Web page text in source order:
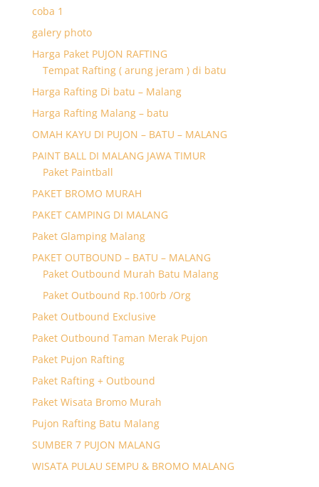
coba 1
galery photo
Harga Paket PUJON RAFTING
Tempat Rafting ( arung jeram ) di batu
Harga Rafting Di batu – Malang
Harga Rafting Malang – batu
OMAH KAYU DI PUJON – BATU – MALANG
PAINT BALL DI MALANG JAWA TIMUR
Paket Paintball
PAKET BROMO MURAH
PAKET CAMPING DI MALANG
Paket Glamping Malang
PAKET OUTBOUND – BATU – MALANG
Paket Outbound Murah Batu Malang
Paket Outbound Rp.100rb /Org
Paket Outbound Exclusive
Paket Outbound Taman Merak Pujon
Paket Pujon Rafting
Paket Rafting + Outbound
Paket Wisata Bromo Murah
Pujon Rafting Batu Malang
SUMBER 7 PUJON MALANG
WISATA PULAU SEMPU & BROMO MALANG